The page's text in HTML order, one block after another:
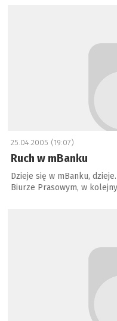
25.04.2005 (19:07)
Ruch w mBanku
Dzieje się w mBanku,
Biurze Prasowym, w